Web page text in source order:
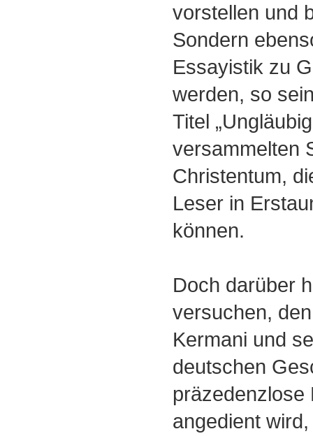
vorstellen und
Sondern
Essayistik zu
werden, so
Titel
versammelten
Christentum,
Leser in
können.
Doch darüber
versuchen,
Kermani und
deutschen
präzedenzlose
angedient